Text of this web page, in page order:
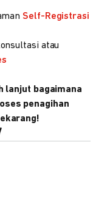
Self-Registrasi
atau
lanjut bagaimana
penagihan